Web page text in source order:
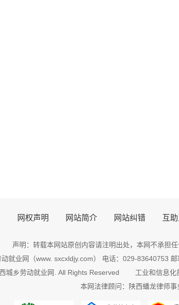
网权声明 网站简介 网站纠错 互助
声明：转载本网站原创内容请注明出处， 本网不承担
动就业网（www. sxcxldjy.com） 电话：029-83640753
城乡劳动就业网. All Rights Reserved
工业和信息化
本网法律顾问：
陕西蟠龙律师事